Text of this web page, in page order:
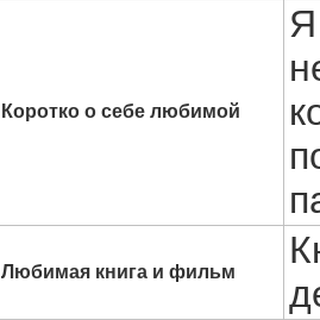
Коротко о себе любимой
Любимая книга и фильм